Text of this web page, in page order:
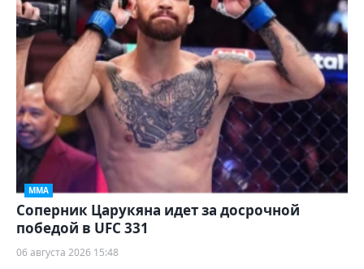
ММА
Соперник Царукяна идет за досрочной
победой в UFC 331
06 августа 2026 15:48